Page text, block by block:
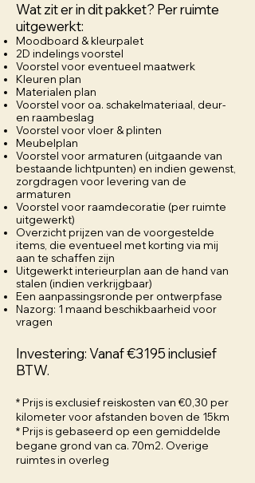
Wat zit er in dit pakket? Per ruimte
uitgewerkt:
Moodboard & kleurpalet
2D indelings voorstel
Voorstel voor eventueel maatwerk
Kleuren plan
Materialen plan
Voorstel voor oa. schakelmateriaal, deur-
en raambeslag
Voorstel voor vloer & plinten
Meubelplan
Voorstel voor armaturen (uitgaande van
bestaande lichtpunten) en indien gewenst,
zorgdragen voor levering van de
armaturen
Voorstel voor raamdecoratie (per ruimte
uitgewerkt)
Overzicht prijzen van de voorgestelde
items, die eventueel met korting via mij
aan te schaffen zijn
Uitgewerkt interieurplan aan de hand van
stalen (indien verkrijgbaar)
Een aanpassingsronde per ontwerpfase
Nazorg: 1 maand beschikbaarheid voor
vragen
Investering: Vanaf €3195 inclusief
BTW.
* Prijs is exclusief reiskosten van €0,30 per
kilometer voor afstanden boven de 15km
* Prijs is gebaseerd op een gemiddelde
begane grond van ca. 70m2. Overige
ruimtes in overleg